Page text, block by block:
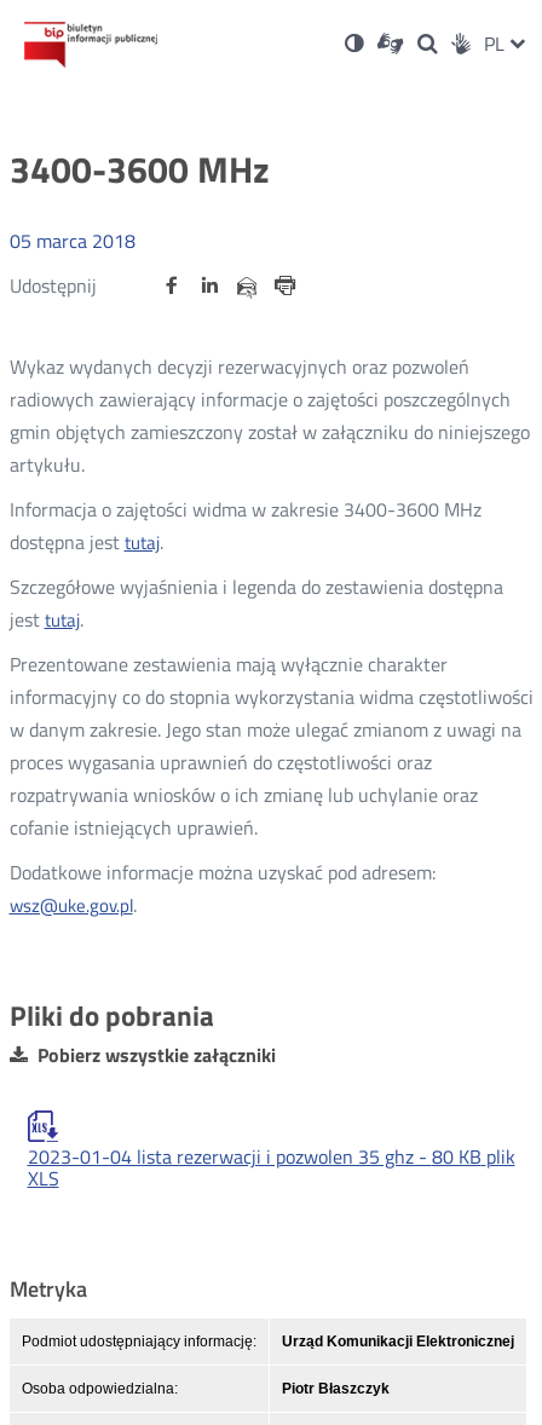
Ustawienia
Wersja
kontrastowa
Dla
niesłyszących
OtwórzOtwórz
w
Otwórz
w
Social PL
3400-3600 MHz
05 marca 2018
Udostępnij
Udostępnij
Otwórz Udostępnij
na
OtwórzUdostępnij
na
OtwórzUdostępnij
przez
Wykaz wydanych decyzji rezerwacyjnych oraz pozwoleń
radiowych zawierający informacje o zajętości poszczególnych
gmin objętych zamieszczony został w załączniku do niniejszego
artykułu.
Informacja o zajętości widma w zakresie 3400-3600 MHz
dostępna jesttutajOtwórz
w
.
Szczegółowe wyjaśnienia i legenda do zestawienia dostępna
jesttutajOtwórz
nowym
oknie
.
Prezentowane zestawienia mają wyłącznie charakter
informacyjny co do stopnia wykorzystania widma częstotliwości
w danym zakresie. Jego stan może ulegać zmianom z uwagi na
proces wygasania uprawnień do częstotliwości oraz
rozpatrywania wniosków o ich zmianę lub uchylanie oraz
cofanie istniejących uprawień.
Dodatkowe informacje można uzyskać pod adresem:
wsz@uke.gov.pl.
Pliki do pobrania
Pobierz wszystkie załączniki
2023-01-04 lista rezerwacji i pozwolen 35 ghz - 80 KB plik
XLS
Metryka
Podmiot udostępniający informację: Urząd Komunikacji Elektronicznej
Osoba odpowiedzialna: Piotr Błaszczyk